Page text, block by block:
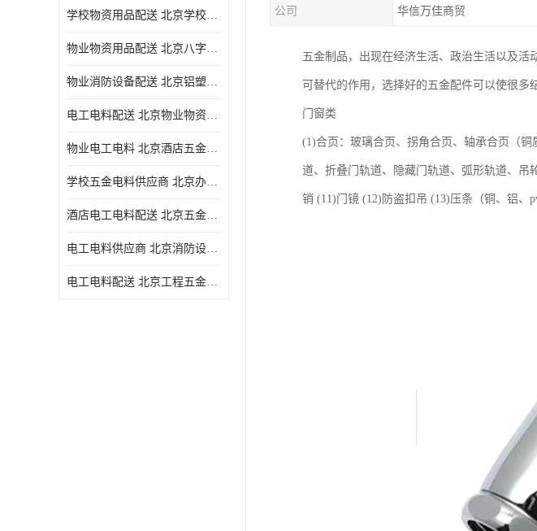
学校物资用品配送 北京学校五金电料供应商
物业物资用品配送 北京八字阀供应
物业消防设备配送 北京铝塑管配送
电工电料配送 北京物业物资用品配送 一站式采购供应
物业电工电料 北京酒店五金电料配送 华信万佳商贸
学校五金电料供应商 北京办公用品供应商 一站式采购供应
酒店电工电料配送 北京五金电料 华信万佳商贸
电工电料供应商 北京消防设备 一站式采购供应
电工电料配送 北京工程五金材料配送 华信万佳商贸
公司 华信万佳商贸
五金制品，出现在经济生活、政治生活以及
可替代的作用，选择好的五金配件可以使很多
门窗类
(1)合页：玻璃合页、拐角合页、轴承合页（
道、折叠门轨道、隐藏门轨道、弧形轨道、吊
销 (11)门镜 (12)防盗扣吊 (13)压条（铜、铝、